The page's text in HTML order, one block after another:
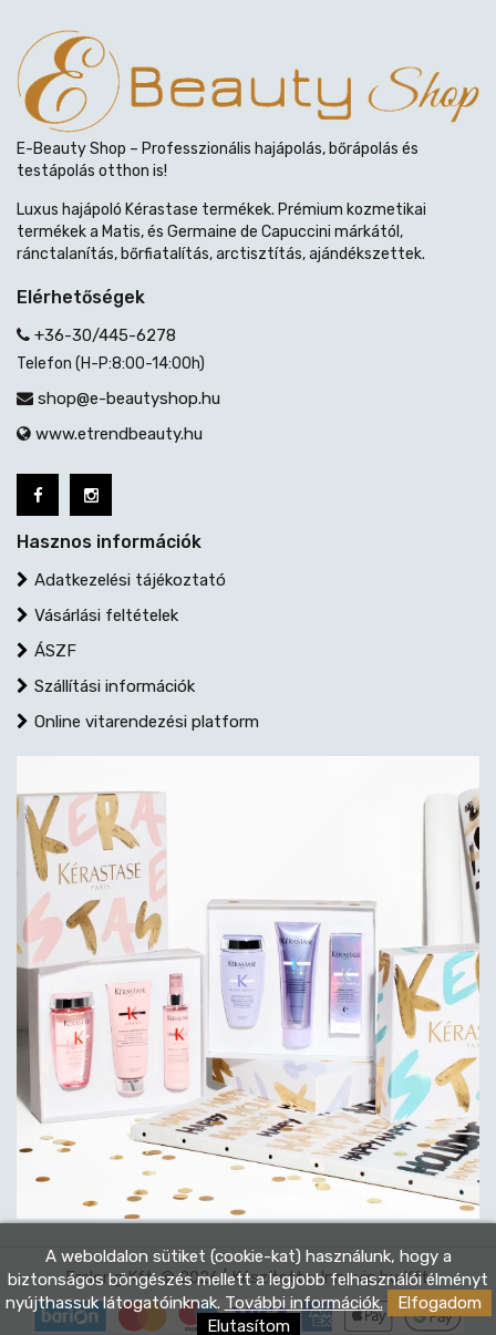
E-Beauty Shop – Professzionális hajápolás, bőrápolás és
testápolás otthon is!
Luxus hajápoló Kérastase termékek. Prémium kozmetikai
termékek a Matis, és Germaine de Capuccini márkától,
ránctalanítás, bőrfiatalítás, arctisztítás, ajándékszettek.
Elérhetőségek
+36-30/445-6278
Telefon (H-P:8:00-14:00h)
shop@e-beautyshop.hu
www.etrendbeauty.hu
Hasznos információk
Adatkezelési tájékoztató
Vásárlási feltételek
ÁSZF
Szállítási információk
Online vitarendezési platform
Eralong Kft. © 2026 | Készítette:Innovip.hu Kft.
A weboldalon sütiket (cookie-kat) használunk, hogy a
biztonságos böngészés mellett a legjobb felhasználói élményt
nyújthassuk látogatóinknak. További információk.
Elfogadom
Elutasítom